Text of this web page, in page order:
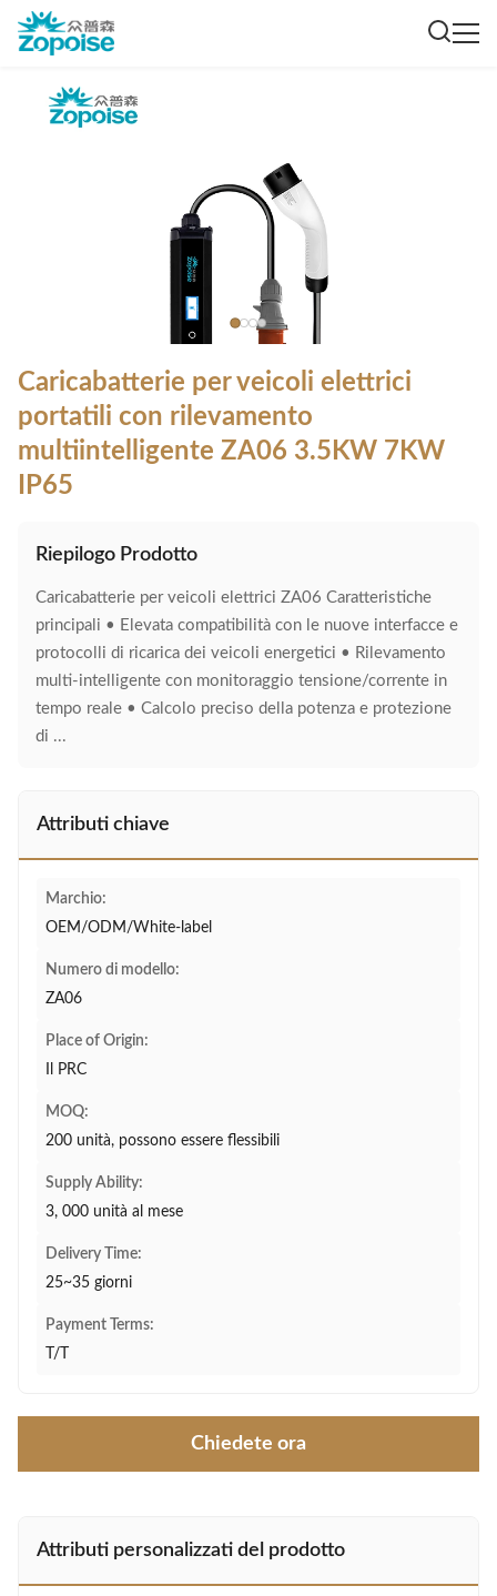
Caricabatterie per veicoli elettrici
portatili con rilevamento
multiintelligente ZA06 3.5KW 7KW
IP65
Riepilogo Prodotto
Caricabatterie per veicoli elettrici ZA06 Caratteristiche
principali • Elevata compatibilità con le nuove interfacce e
protocolli di ricarica dei veicoli energetici • Rilevamento
multi-intelligente con monitoraggio tensione/corrente in
tempo reale • Calcolo preciso della potenza e protezione
di ...
Attributi chiave
Marchio:
OEM/ODM/White-label
Numero di modello:
ZA06
Place of Origin:
Il PRC
MOQ:
200 unità, possono essere flessibili
Supply Ability:
3, 000 unità al mese
Delivery Time:
25~35 giorni
Payment Terms:
T/T
Chiedete ora
Attributi personalizzati del prodotto